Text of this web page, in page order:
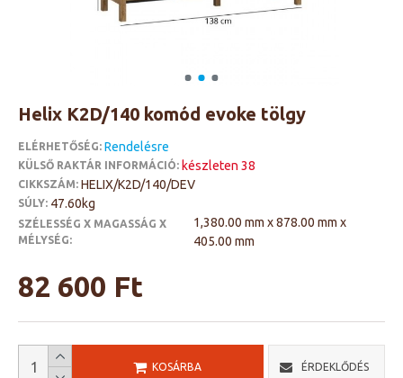
Helix K2D/140 komód evoke tölgy
ELÉRHETŐSÉG: Rendelésre
KÜLSŐ RAKTÁR INFORMÁCIÓ: készleten 38
CIKKSZÁM: HELIX/K2D/140/DEV
SÚLY: 47.60kg
SZÉLESSÉG X MAGASSÁG X
MÉLYSÉG:
1,380.00 mm x 878.00 mm x
405.00 mm
82 600 Ft
KOSÁRBA ÉRDEKLŐDÉS